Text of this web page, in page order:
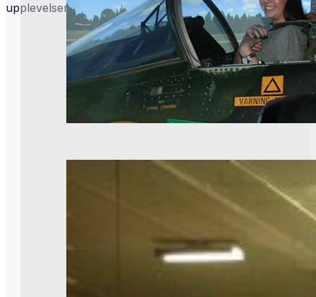
upplevelser. Hör av dig så hittar vi en lösning som passar!